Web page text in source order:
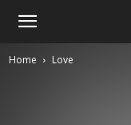
Home Love